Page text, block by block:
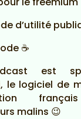
d’utilité
☕
est
, le logiciel de
malins 😉